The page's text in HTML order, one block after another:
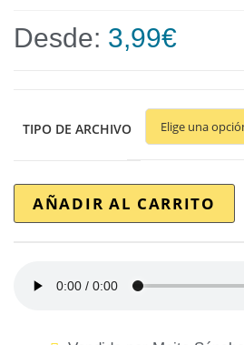
Desde: 3,99€
TIPO DE ARCHIVO
AÑADIR AL CARRITO